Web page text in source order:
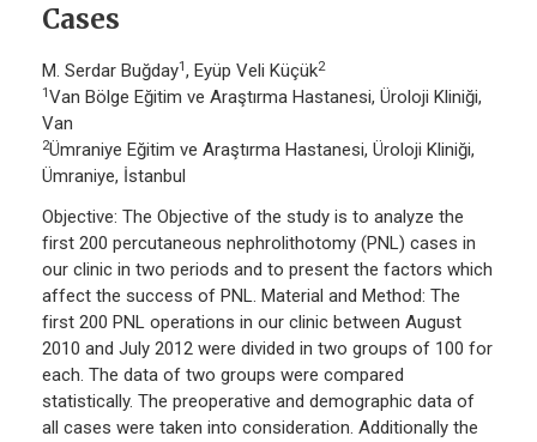
Cases
M. Serdar Buğday1, Eyüp Veli Küçük2
1Van Bölge Eğitim ve Araştırma Hastanesi, Üroloji Kliniği,
Van
2Ümraniye Eğitim ve Araştırma Hastanesi, Üroloji Kliniği,
Ümraniye, İstanbul
Objective: The Objective of the study is to analyze the
first 200 percutaneous nephrolithotomy (PNL) cases in
our clinic in two periods and to present the factors which
affect the success of PNL. Material and Method: The
first 200 PNL operations in our clinic between August
2010 and July 2012 were divided in two groups of 100 for
each. The data of two groups were compared
statistically. The preoperative and demographic data of
all cases were taken into consideration. Additionally the